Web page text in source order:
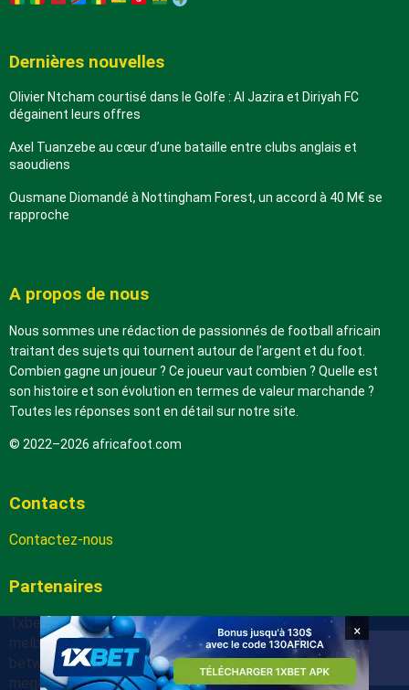
Dernières nouvelles
Olivier Ntcham courtisé dans le Golfe : Al Jazira et Diriyah FC
dégainent leurs offres
Axel Tuanzebe au cœur d’une bataille entre clubs anglais et
saoudiens
Ousmane Diomandé à Nottingham Forest, un accord à 40 M€ se
rapproche
A propos de nous
Nous sommes une rédaction de passionnés de football africain
traitant des sujets qui tournent autour de l’argent et du foot.
Combien gagne un joueur ? Ce joueur vaut combien ? Quelle est
son histoire et son évolution en termes de valeur marchande ?
Toutes les réponses sont en détail sur notre site.
© 2022–2026 africafoot.com
Contacts
Contactez-nous
Partenaires
1xbetapk.africafoot.com
melbet.africafoot.com
betwinnerapp.africafoot.com
megapari.africafoot.com
×